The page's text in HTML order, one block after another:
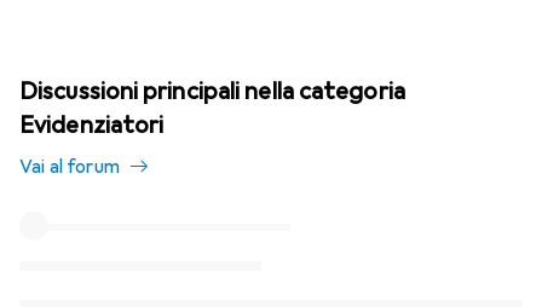
Discussioni principali nella categoria
Evidenziatori
Vai al forum